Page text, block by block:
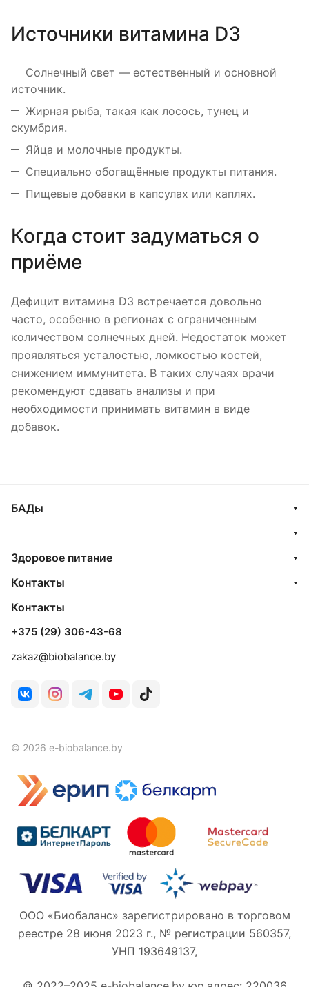
Источники витамина D3
Солнечный свет — естественный и основной
источник.
Жирная рыба, такая как лосось, тунец и
скумбрия.
Яйца и молочные продукты.
Специально обогащённые продукты питания.
Пищевые добавки в капсулах или каплях.
Когда стоит задуматься о
приёме
Дефицит витамина D3 встречается довольно
часто, особенно в регионах с ограниченным
количеством солнечных дней. Недостаток может
проявляться усталостью, ломкостью костей,
снижением иммунитета. В таких случаях врачи
рекомендуют сдавать анализы и при
необходимости принимать витамин в виде
добавок.
БАДы
Здоровое питание
Контакты
Контакты
+375 (29) 306-43-68
zakaz@biobalance.by
© 2026 e-biobalance.by
ООО «Биобаланс» зарегистрировано в торговом
реестре 28 июня 2023 г., № регистрации 560357,
УНП 193649137,